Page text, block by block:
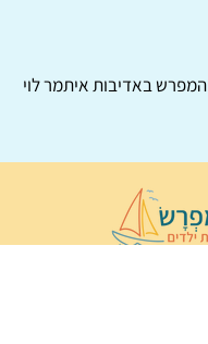
המפרשבאדיבות איתמר לוי